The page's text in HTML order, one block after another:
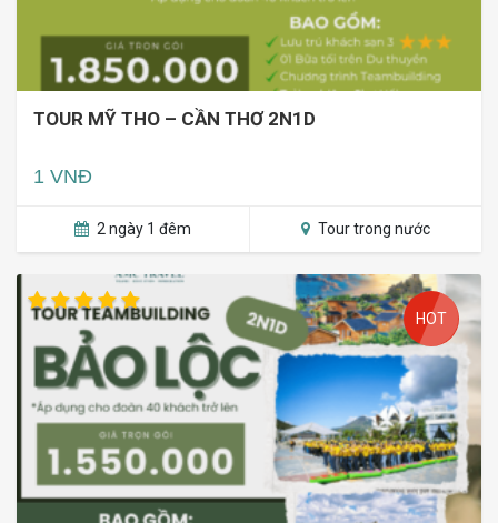
TOUR MỸ THO – CẦN THƠ 2N1D
1 VNĐ
2 ngày 1 đêm Tour trong nước
HOT